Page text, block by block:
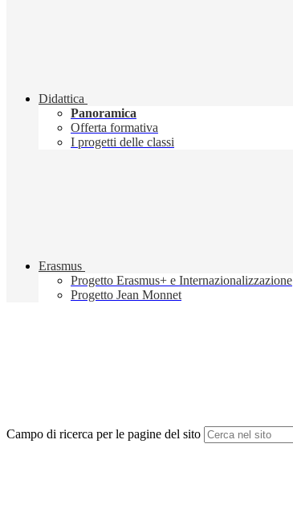
Didattica
Panoramica
Offerta formativa
I progetti delle classi
Erasmus
Progetto Erasmus+ e Internazionalizzazione
Progetto Jean Monnet
Campo di ricerca per le pagine del sito